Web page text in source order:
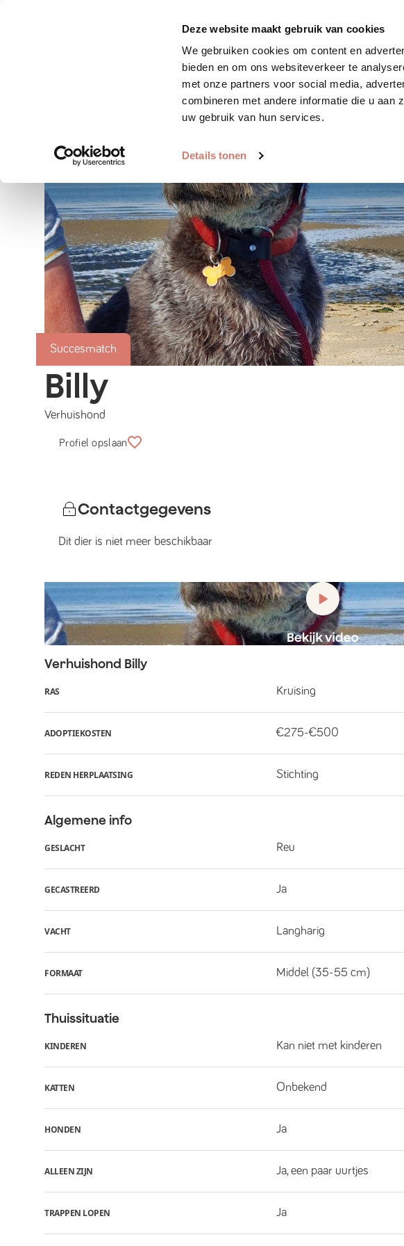
Deze website maakt gebruik van cookies
We gebruiken cookies om content en
bieden en om ons websiteverkeer te
met onze partners voor social media,
combineren met andere informatie die u aan
uw gebruik van hun services.
Details tonen
Zoek huisdier Plaats huisdier Hoe
Succesmatch
Billy
Verhuishond
Profiel opslaan
Contactgegevens
Dit dier is niet meer beschikbaar
Verhuishond Billy
RAS Kruising
ADOPTIEKOSTEN €275-€500
REDEN HERPLAATSING Stichting
Algemene info
GESLACHT Reu
GECASTREERD Ja
VACHT Langharig
FORMAAT Middel (35-55 cm)
Thuissituatie
KINDEREN Kan niet met kinderen
KATTEN Onbekend
HONDEN Ja
ALLEEN ZIJN Ja, een paar uurtjes
TRAPPEN LOPEN Ja